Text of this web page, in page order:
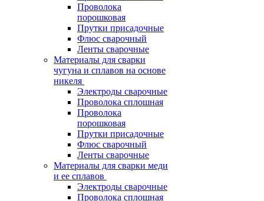
Проволока
порошковая
Прутки присадочные
Флюс сварочный
Ленты сварочные
Материалы для сварки
чугуна и сплавов на основе
никеля
Электроды сварочные
Проволока сплошная
Проволока
порошковая
Прутки присадочные
Флюс сварочный
Ленты сварочные
Материалы для сварки меди
и ее сплавов
Электроды сварочные
Проволока сплошная